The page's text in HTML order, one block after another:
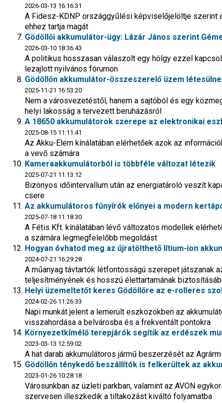
2026-03-13 16:16:31
A Fidesz-KDNP országgyűlési képviselőjelöltje szerint
ehhez tartja magát
Gödöllői akkumulátor-ügy: Lázár János szerint
2026-03-10 18:36:43
A politikus hosszasan válaszolt egy hölgy ezzel
lezajlott nyilvános fórumon
Gödöllőn akkumulátor-összeszerelő üzem
2025-11-21 16:53:20
Nem a városvezetéstől, hanem a sajtóból és egy
helyi lakosság a tervezett beruházásról
A 18650 akkumulátorok szerepe az elektronikai
2025-08-15 11:11:41
Az Akku-Elem kínálatában elérhetőek azok az
a vevő számára
Kameraakkumulátorból is többféle változat létezik
2025-07-21 11:13:12
Bizonyos időintervallum után az energiatároló veszít
csere
Az akkumulátoros fűnyírók előnyei a modern
2025-07-18 11:18:30
A Fétis Kft. kínálatában lévő változatos modellek
a számára legmegfelelőbb megoldást
Hogyan óvhatod meg az újratölthető lítium-ion
2024-07-21 16:29:28
A műanyag távtartók létfontosságú szerepet játszanak
teljesítményének és hosszú élettartamának
Helyi üzemeltetőt keres Gödöllőre az e-rolleres
2024-02-26 11:26:33
Napi munkát jelent a lemerült eszközökben az
visszahordása a belvárosba és a frekventált pontokra
Környezetkímélő terepjárók segítik az erdészek
2023-03-13 12:59:02
A hat darab akkumulátoros jármű beszerzését az
Gödöllőn ténykedő beszállítók is felkerültek az
2023-01-26 10:28:18
Városunkban az üzleti parkban, valamint az AVON
szervesen illeszkedik a tiltakozást kiváltó folyamatba